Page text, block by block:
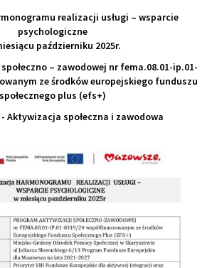
realizacji usługi – wsparcie
psychologiczne
październiku 2025r.
– zawodowej nr fema.08.01-ip.01-
ze środków europejskiego funduszu
społecznego plus (efs+)
- Aktywizacja społeczna i zawodowa